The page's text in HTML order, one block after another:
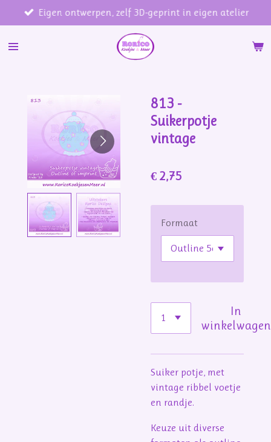
direct
naar
Eigen ontwerpen, zelf 3D-geprint in eigen atelier
813 -
Suikerpotje
vintage
€ 2,75
Formaat
In
winkelwagen
Suiker potje, met
vintage ribbel voetje
en randje.
Keuze uit diverse